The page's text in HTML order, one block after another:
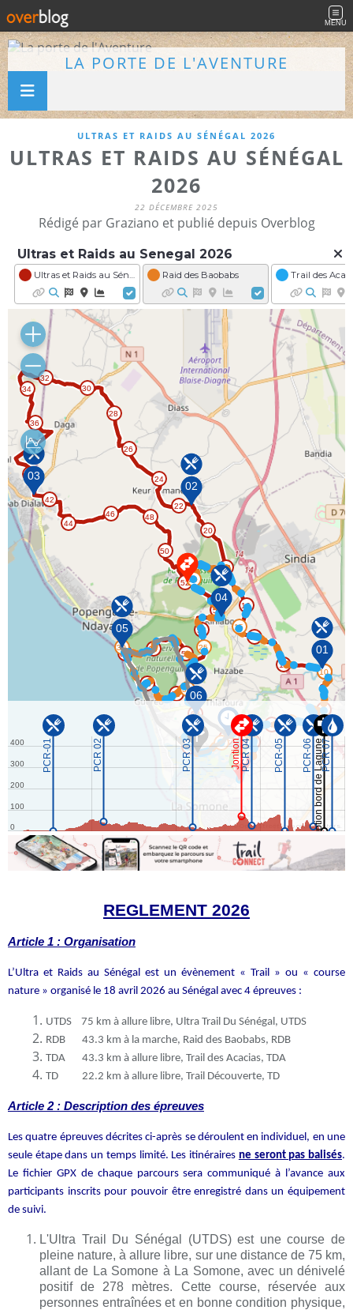
MENU
LA PORTE DE L'AVENTURE
ULTRAS ET RAIDS AU SÉNÉGAL 2026
ULTRAS ET RAIDS AU SÉNÉGAL
2026
22 DÉCEMBRE 2025
Rédigé par Graziano et publié depuis Overblog
REGLEMENT 2026
Article 1 : Organisation
L’Ultra et Raids au Sénégal est un évènement « Trail » ou « course
nature » organisé le 18 avril 2026 au Sénégal avec 4 épreuves :
UTDS 75 km à allure libre, Ultra Trail Du Sénégal, UTDS
RDB 43.3 km à la marche, Raid des Baobabs, RDB
TDA 43.3 km à allure libre, Trail des Acacias, TDA
TD 22.2 km à allure libre, Trail Découverte, TD
Article 2 : Description des épreuves
Les quatre épreuves décrites ci-après se déroulent en individuel, en une
seule étape dans un temps limité. Les itinéraires ne seront pas balisés.
Le fichier GPX de chaque parcours sera communiqué à l’avance aux
participants inscrits pour pouvoir être enregistré dans un équipement
de suivi.
L'Ultra Trail Du Sénégal (UTDS) est une course de
pleine nature, à allure libre, sur une distance de 75 km,
allant de La Somone à La Somone, avec un dénivelé
positif de 278 mètres. Cette course, réservée aux
personnes entraînées et en bonne condition physique,